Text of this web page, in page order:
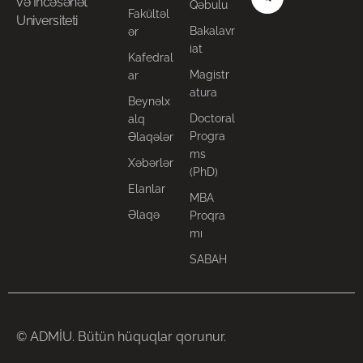
Universiteti
Fakültəl
ər
Kafedral
ar
Beynəlx
alq
Əlaqələr
Xəbərlər
Elanlar
Əlaqə
Qəbulu
Bakalavr
iat
Magistr
atura
Doctoral
Progra
ms
(PhD)
MBA
Proqra
mı
SABAH
© ADMİU. Bütün hüquqlar qorunur.